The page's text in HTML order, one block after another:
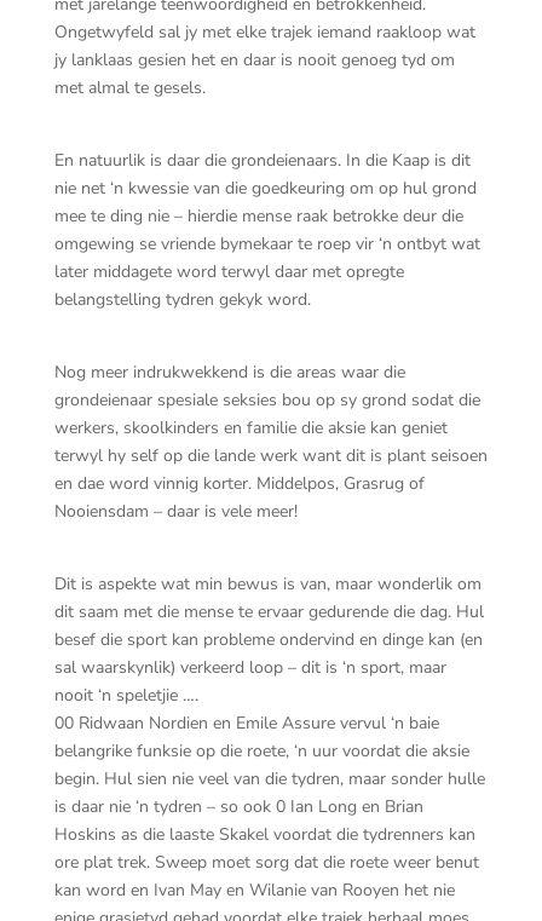
Ongetwyfeld sal jy met elke trajek iemand raakloop wat
jy lanklaas gesien het en daar is nooit genoeg tyd om
met almal te gesels.
En natuurlik is daar die grondeienaars. In die Kaap is dit
nie net ‘n kwessie van die goedkeuring om op hul grond
mee te ding nie – hierdie mense raak betrokke deur die
omgewing se vriende bymekaar te roep vir ‘n ontbyt wat
later middagete word terwyl daar met opregte
belangstelling tydren gekyk word.
Nog meer indrukwekkend is die areas waar die
grondeienaar spesiale seksies bou op sy grond sodat die
werkers, skoolkinders en familie die aksie kan geniet
terwyl hy self op die lande werk want dit is plant seisoen
en dae word vinnig korter. Middelpos, Grasrug of
Nooiensdam – daar is vele meer!
Dit is aspekte wat min bewus is van, maar wonderlik om
dit saam met die mense te ervaar gedurende die dag. Hul
besef die sport kan probleme ondervind en dinge kan (en
sal waarskynlik) verkeerd loop – dit is ‘n sport, maar
nooit ‘n speletjie ….
00 Ridwaan Nordien en Emile Assure vervul ‘n baie
belangrike funksie op die roete, ‘n uur voordat die aksie
begin. Hul sien nie veel van die tydren, maar sonder hulle
is daar nie ‘n tydren – so ook 0 Ian Long en Brian
Hoskins as die laaste Skakel voordat die tydrenners kan
ore plat trek. Sweep moet sorg dat die roete weer benut
kan word en Ivan May en Wilanie van Rooyen het nie